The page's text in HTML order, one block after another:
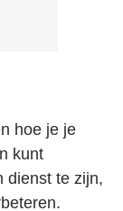
hoe je je
kunt
dienst te zijn,